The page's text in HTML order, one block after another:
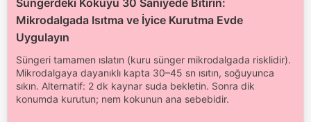
Süngerdeki Kokuyu 30 Saniyede Bitirin:
Mikrodalgada Isıtma ve İyice Kurutma Evde
Uygulayın
Süngeri tamamen ıslatın (kuru sünger mikrodalgada risklidir).
Mikrodalgaya dayanıklı kapta 30–45 sn ısıtın, soğuyunca
sıkın. Alternatif: 2 dk kaynar suda bekletin. Sonra dik
konumda kurutun; nem kokunun ana sebebidir.